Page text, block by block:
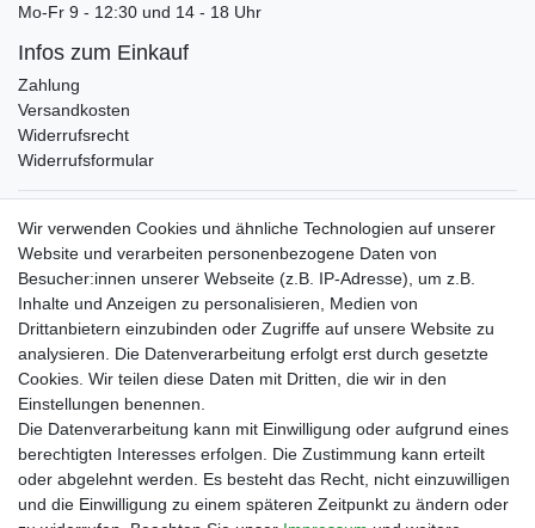
Mo-Fr 9 - 12:30 und 14 - 18 Uhr
Infos zum Einkauf
Zahlung
Versandkosten
Widerrufsrecht
Widerrufsformular
Verpackungslizenz
bei der Landbell AG
Zahlungsarten
Vorabüberweisung
Rechnungskauf
Zahlung bei Abholung
PayPal (inkl. Kreditkarten)
Wir verwenden Cookies und ähnliche Technologien auf unserer
Website und verarbeiten personenbezogene Daten von
Besucher:innen unserer Webseite (z.B. IP-Adresse), um z.B.
Inhalte und Anzeigen zu personalisieren, Medien von
Drittanbietern einzubinden oder Zugriffe auf unsere Website zu
analysieren. Die Datenverarbeitung erfolgt erst durch gesetzte
Cookies. Wir teilen diese Daten mit Dritten, die wir in den
Einstellungen benennen.
Die Datenverarbeitung kann mit Einwilligung oder aufgrund eines
berechtigten Interesses erfolgen. Die Zustimmung kann erteilt
oder abgelehnt werden. Es besteht das Recht, nicht einzuwilligen
und die Einwilligung zu einem späteren Zeitpunkt zu ändern oder